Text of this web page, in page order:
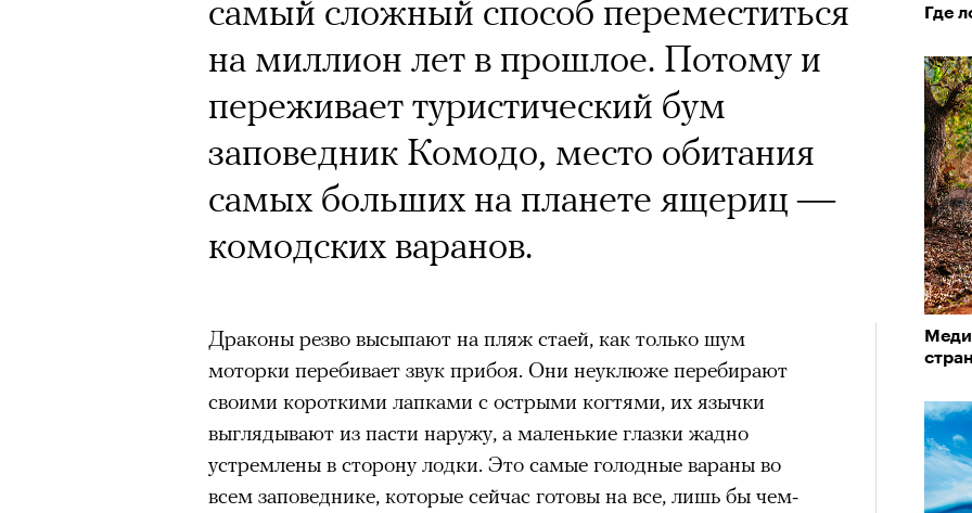
Где
«РБК
самый сложный способ переместиться
на миллион лет в прошлое. Потому и
переживает туристический бум
заповедник Комодо, место обитания
самых больших на планете ящериц —
комодских варанов.
Драконы резво высыпают на пляж стаей, как только шум
моторки перебивает звук прибоя. Они неуклюже перебирают
своими короткими лапками с острыми когтями, их язычки
выглядывают из пасти наружу, а маленькие глазки жадно
устремлены в сторону лодки. Это самые голодные вараны во
всем заповеднике, которые сейчас готовы на все, лишь бы чем-
первых показах на остросоциальные
темы
Подписывайтесь на телеграм-канал «РБК Стиль»
Зеленые глаза» Фанни Лиатар и Жереми Труиля
«Бумажный тигр» Джеймса Грэя
«Охота» Уэйна Вапимуквы
Ретроспектива «Красное и черное: голливудские левые и черный